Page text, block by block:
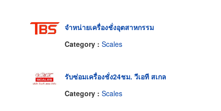
จำหน่ายเครื่องชั่งอุตสาหกรรม
Category : Scales
รับซ่อมเครื่องชั่ง24ชม. วีเอที สเกล
Category : Scales